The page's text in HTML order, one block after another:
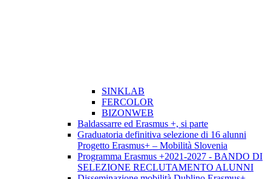
SINKLAB
FERCOLOR
BIZONWEB
Baldassarre ed Erasmus +, si parte
Graduatoria definitiva selezione di 16 alunni
Progetto Erasmus+ – Mobilità Slovenia
Programma Erasmus +2021-2027 - BANDO DI
SELEZIONE RECLUTAMENTO ALUNNI